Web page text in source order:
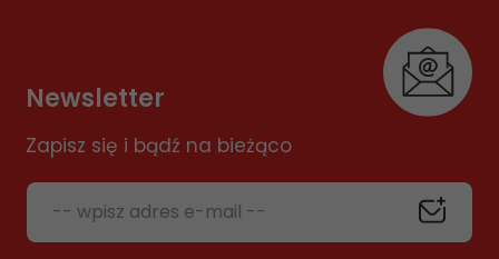
Newsletter
Zapisz się i bądź na bieżąco
-- wpisz adres e-mail --